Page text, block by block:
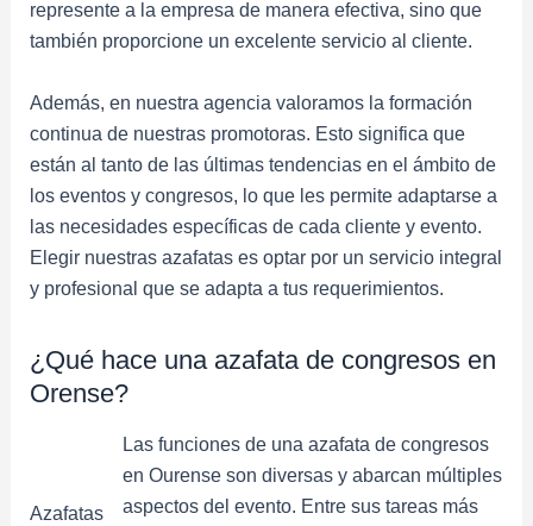
represente a la empresa de manera efectiva, sino que
también proporcione un excelente servicio al cliente.
Además, en nuestra agencia valoramos la formación
continua de nuestras promotoras. Esto significa que
están al tanto de las últimas tendencias en el ámbito de
los eventos y congresos, lo que les permite adaptarse a
las necesidades específicas de cada cliente y evento.
Elegir nuestras azafatas es optar por un servicio integral
y profesional que se adapta a tus requerimientos.
¿Qué hace una azafata de congresos en
Orense?
Azafatas
Las funciones de una azafata de congresos
en Ourense son diversas y abarcan múltiples
aspectos del evento. Entre sus tareas más